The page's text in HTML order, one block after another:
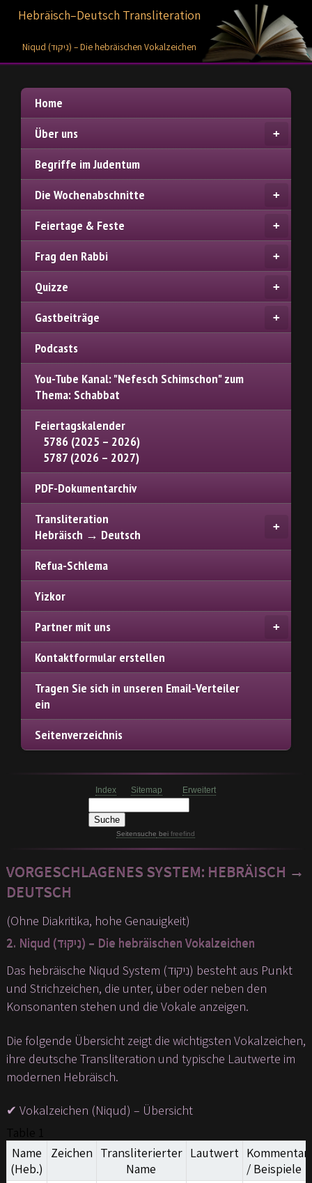
Hebräisch–Deutsch Transliteration
Niqud (נִיקּוּד) – Die hebräischen Vokalzeichen
Home
Über uns
Begriffe im Judentum
Die Wochenabschnitte
Feiertage & Feste
Frag den Rabbi
Quizze
Gastbeiträge
Podcasts
You-Tube Kanal: "Nefesch Schimschon" zum
Thema: Schabbat
Feiertagskalender
5786 (2025 – 2026)
5787 (2026 – 2027)
PDF-Dokumentarchiv
Transliteration
Hebräisch → Deutsch
Refua-Schlema
Yizkor
Partner mit uns
Kontaktformular erstellen
Tragen Sie sich in unseren Email-Verteiler
ein
Seitenverzeichnis
Index Sitemap Erweitert
Seitensuche beifreefind
VORGESCHLAGENES SYSTEM: HEBRÄISCH →
DEUTSCH
(Ohne Diakritika, hohe Genauigkeit)
2. Niqud (נִיקּוּד) – Die hebräischen Vokalzeichen
Das hebräische Niqud System (נִיקּוּד) besteht aus Punkt
und Strichzeichen, die unter, über oder neben den
Konsonanten stehen und die Vokale anzeigen.
Die folgende Übersicht zeigt die wichtigsten Vokalzeichen,
ihre deutsche Transliteration und typische Lautwerte im
modernen Hebräisch.
✔ Vokalzeichen (Niqud) – Übersicht
Name
(Heb.)
Zeichen Transliterierter
Name
Lautwert
/ Beispiele